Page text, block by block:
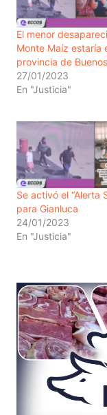
El menor
Monte Maíz estaría
provincia de
27/01/2023
En "Justicia"
Se activó el “Alerta
para Gianluca
24/01/2023
En "Justicia"